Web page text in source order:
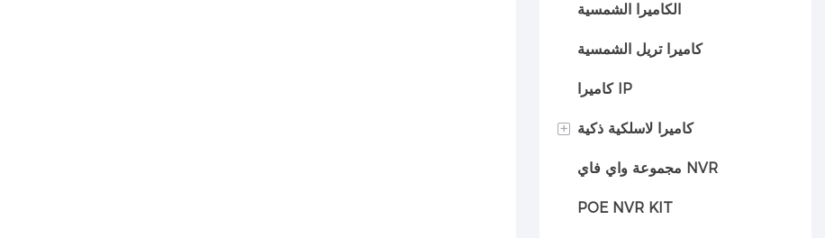
الكاميرا الشمسية
كاميرا تريل الشمسية
كاميرا IP
+ كاميرا لاسلكية ذكية
كاميرا السيارة مجموعة واي فاي NVR
POE NVR KIT